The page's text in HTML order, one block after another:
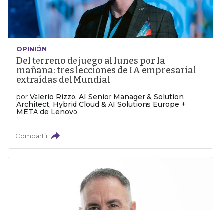
OPINIÓN
Del terreno de juego al lunes por la
mañana: tres lecciones de IA empresarial
extraídas del Mundial
por Valerio Rizzo, AI Senior Manager & Solution
Architect, Hybrid Cloud & AI Solutions Europe +
META de Lenovo
Compartir